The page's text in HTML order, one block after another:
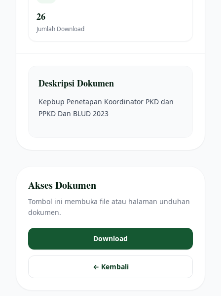
26
Jumlah Download
Deskripsi Dokumen
Kepbup Penetapan Koordinator PKD dan
PPKD Dan BLUD 2023
Akses Dokumen
Tombol ini membuka file atau halaman unduhan
dokumen.
Download
← Kembali